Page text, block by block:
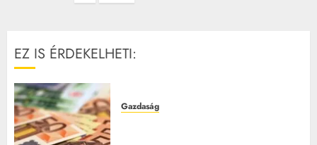
EZ IS ÉRDEKELHETI:
Gazdaság